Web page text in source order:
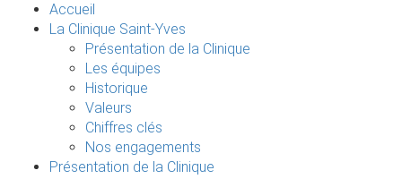
Accueil
La Clinique Saint-Yves
Présentation de la Clinique
Les équipes
Historique
Valeurs
Chiffres clés
Nos engagements
Présentation de la Clinique